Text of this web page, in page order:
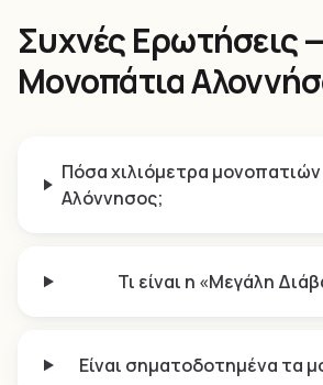
Συχνές Ερωτήσεις
Μονοπάτια
Πόσα χιλιόμετρα μονοπατιών
Αλόννησος;
Τι είναι η «Μεγάλη
Είναι σηματοδοτημένα τα